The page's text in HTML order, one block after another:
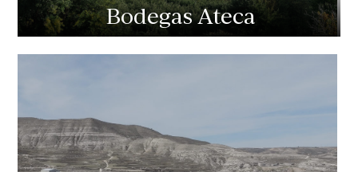
Bodegas Ateca